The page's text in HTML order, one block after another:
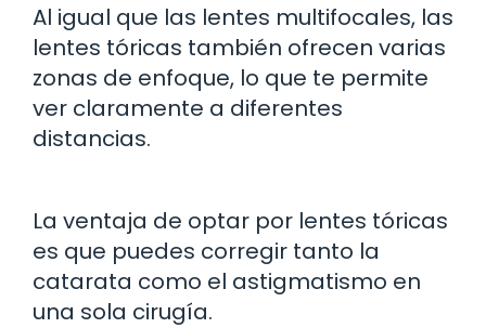
Al igual que las lentes multifocales, las
lentes tóricas también ofrecen varias
zonas de enfoque, lo que te permite
ver claramente a diferentes
distancias.
La ventaja de optar por lentes tóricas
es que puedes corregir tanto la
catarata como el astigmatismo en
una sola cirugía.